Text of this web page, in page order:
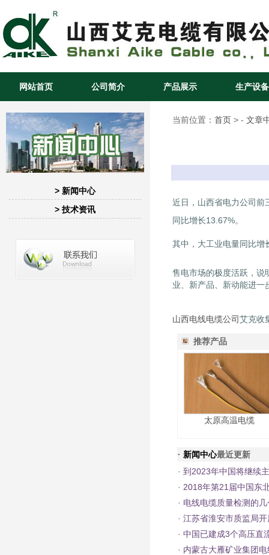
网站首页 公司简介 产品展示 生产设备
> 新闻中心
> 技术资讯
当前位置： 首页 > - 文章
近日，山西省电力公司前
同比增长13.67%。
其中，大工业电量同比增
售电市场的极度活跃，说
业、新产品、新动能进一
山西电线电缆公司艾克收
推荐产品
太原高温电缆
· 新闻中心最近更新
· 到2023年中国将继续
· 2018年第21届中国东
· 电线电缆质量检测的
· 江苏省淮安市质监局
· 中国已建成3个高压直
· 内蒙古大雁矿业集团